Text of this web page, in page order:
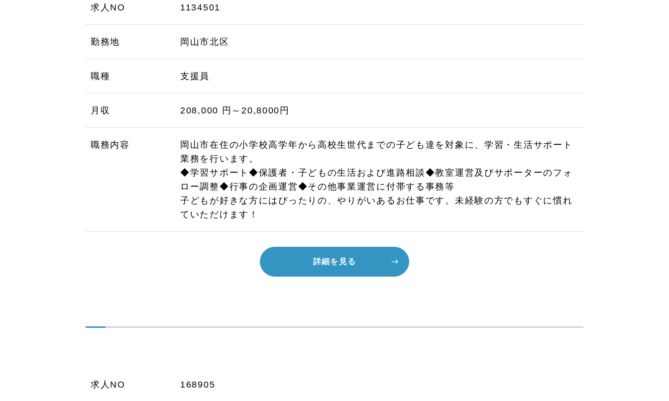
求人NO 1134501
勤務地 岡山市北区
職種 支援員
月収 208,000 円～20,8000円
職務内容
岡山市在住の小学校高学年から高校生世代までの子ども達を対象に、学習・生活サポート
業務を行います。
◆学習サポート◆保護者・子どもの生活および進路相談◆教室運営及びサポーターのフォ
ロー調整◆行事の企画運営◆その他事業運営に付帯する事務等
子どもが好きな方にはぴったりの、やりがいあるお仕事です。未経験の方でもすぐに慣れ
ていただけます！
詳細を見る
求人NO 168905